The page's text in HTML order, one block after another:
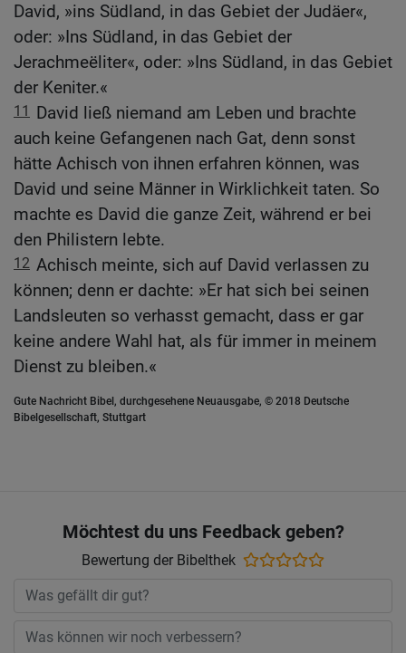
David, »ins Südland, in das Gebiet der Judäer«,
oder: »Ins Südland, in das Gebiet der
Jerachmeëliter«, oder: »Ins Südland, in das Gebiet
der Keniter.«
11
David ließ niemand am Leben und brachte
auch keine Gefangenen nach Gat, denn sonst
hätte Achisch von ihnen erfahren können, was
David und seine Männer in Wirklichkeit taten. So
machte es David die ganze Zeit, während er bei
den Philistern lebte.
12 Achisch meinte, sich auf David verlassen zu
können; denn er dachte: »Er hat sich bei seinen
Landsleuten so verhasst gemacht, dass er gar
keine andere Wahl hat, als für immer in meinem
Dienst zu bleiben.«
Gute Nachricht Bibel, durchgesehene Neuausgabe, © 2018 Deutsche
Bibelgesellschaft, Stuttgart
Möchtest du uns Feedback geben?
Bewertung der Bibelthek